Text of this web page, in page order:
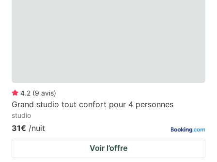
4.2 (9 avis)
Grand studio tout confort pour 4 personnes
studio
31€ /nuit
Voir l’offre